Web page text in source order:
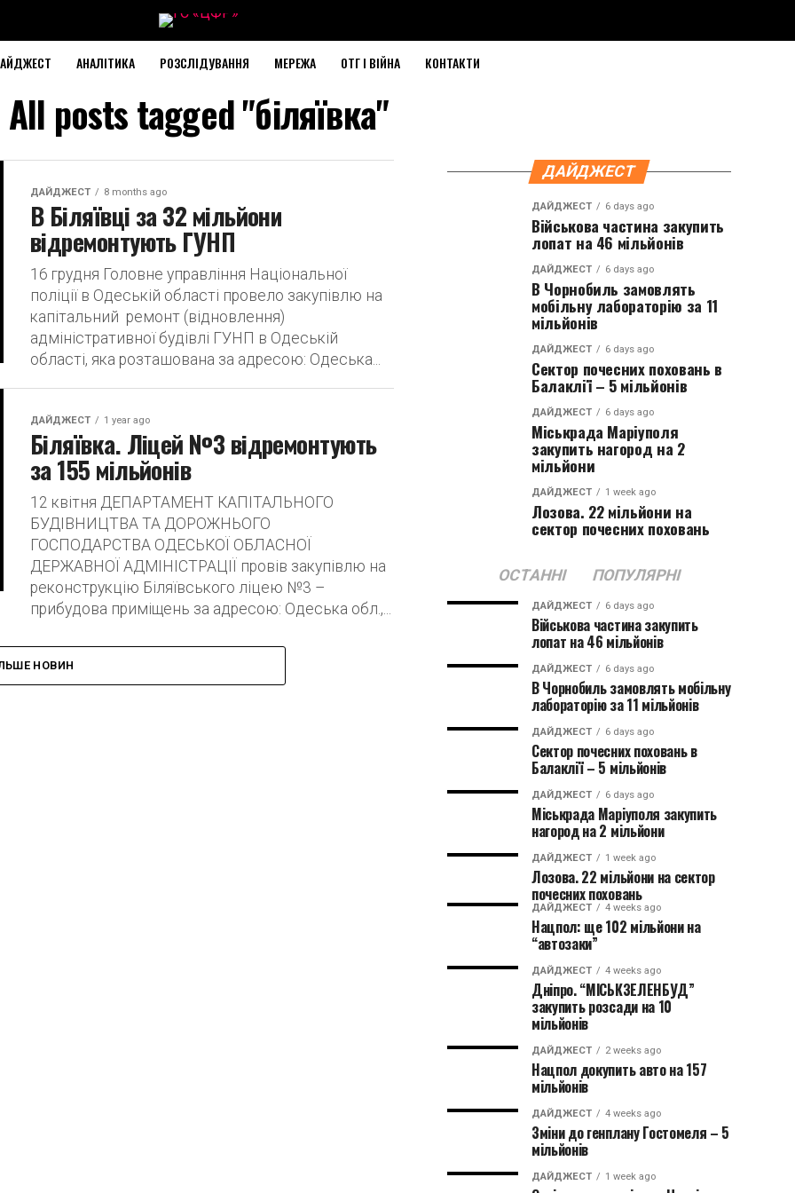
АНАЛІТИКА РОЗСЛІДУВАННЯ МЕРЕЖА ОТГ І ВІЙНА КОНТАКТИ
All posts tagged "біляївка"
ДАЙДЖЕСТ 8 months ago
В Біляївці за 32 мільйони
відремонтують ГУНП
16 грудня Головне управління Національної
поліції в Одеській області провело закупівлю на
капітальний ремонт (відновлення)
адміністративної будівлі ГУНП в Одеській
області, яка розташована за адресою: Одеська...
ДАЙДЖЕСТ 1 year ago
Біляївка. Ліцей №3 відремонтують
за 155 мільйонів
12 квітня ДЕПАРТАМЕНТ КАПІТАЛЬНОГО
БУДІВНИЦТВА ТА ДОРОЖНЬОГО
ГОСПОДАРСТВА ОДЕСЬКОЇ ОБЛАСНОЇ
ДЕРЖАВНОЇ АДМІНІСТРАЦІЇ провів закупівлю на
реконструкцію Біляївського ліцею №3 –
прибудова приміщень за адресою: Одеська обл.,...
НОВИН
ДАЙДЖЕСТ
ДАЙДЖЕСТ 6 days ago
Військова частина закупить
лопат на 46 мільйонів
ДАЙДЖЕСТ 6 days ago
В Чорнобиль замовлять
мобільну лабораторію за 11
мільйонів
ДАЙДЖЕСТ 6 days ago
Сектор почесних поховань в
Балаклії – 5 мільйонів
ДАЙДЖЕСТ 6 days ago
Міськрада Маріуполя
закупить нагород на 2
мільйони
ДАЙДЖЕСТ 1 week ago
Лозова. 22 мільйони на
сектор почесних поховань
ОСТАННІ ПОПУЛЯРНІ
ДАЙДЖЕСТ 6 days ago
Військова частина закупить
лопат на 46 мільйонів
ДАЙДЖЕСТ 6 days ago
В Чорнобиль замовлять мобільну
лабораторію за 11 мільйонів
ДАЙДЖЕСТ 6 days ago
Сектор почесних поховань в
Балаклії – 5 мільйонів
ДАЙДЖЕСТ 6 days ago
Міськрада Маріуполя закупить
нагород на 2 мільйони
ДАЙДЖЕСТ 1 week ago
Лозова. 22 мільйони на сектор
почесних поховань
ДАЙДЖЕСТ 4 weeks ago
Нацпол: ще 102 мільйони на
“автозаки”
ДАЙДЖЕСТ 4 weeks ago
Дніпро. “МІСЬКЗЕЛЕНБУД”
закупить розсади на 10
мільйонів
ДАЙДЖЕСТ 2 weeks ago
Нацпол докупить авто на 157
мільйонів
ДАЙДЖЕСТ 4 weeks ago
Зміни до генплану Гостомеля – 5
мільйонів
ДАЙДЖЕСТ 1 week ago